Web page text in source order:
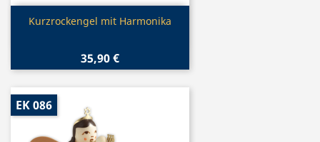
Vorschau
Kurzrockengel mit Harmonika
35,90 €
EK 086